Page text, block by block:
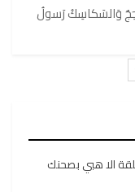
وَالسَكاسِكُ رَسولُ
الا هبي بصحنك